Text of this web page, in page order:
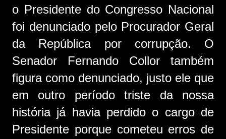
o Presidente do Congresso Nacional
foi denunciado pelo Procurador Geral
da República por corrupção. O
Senador Fernando Collor também
figura como denunciado, justo ele que
em outro período triste da nossa
história já havia perdido o cargo de
Presidente porque cometeu erros de